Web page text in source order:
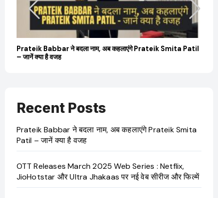
Prateik Babbar ने बदला नाम, अब कहलाएंगे Prateik Smita Patil
– जानें क्या है वजह
Recent Posts
Prateik Babbar ने बदला नाम, अब कहलाएंगे Prateik Smita
Patil – जानें क्या है वजह
OTT Releases March 2025 Web Series : Netflix,
JioHotstar और Ultra Jhakaas पर नई वेब सीरीज और फिल्में